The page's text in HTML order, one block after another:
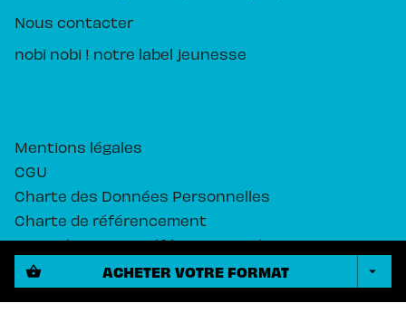
shopping_basket ACHETER VOTRE FORMAT arrow_drop_down
Nous contacter
nobi nobi ! notre label jeunesse
Mentions légales
CGU
Charte des Données Personnelles
Charte de référencement
Paramétrez vos préférences cookies